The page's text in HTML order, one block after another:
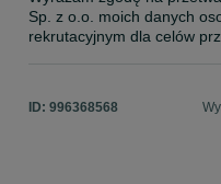
Sp. z o.o. moich danych
rekrutacyjnym dla celów
ID: 996368568